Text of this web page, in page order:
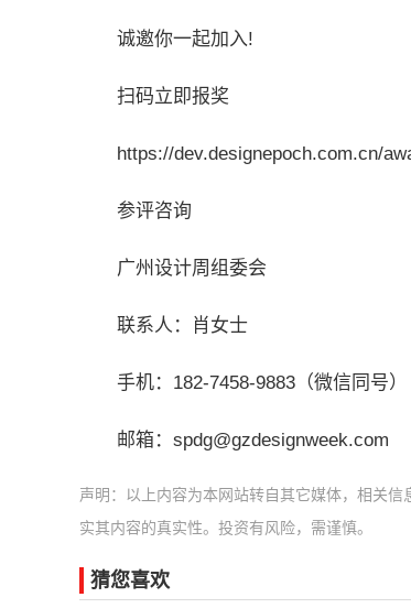
诚邀你一起加入!
扫码立即报奖
https://dev.designepoch.com.cn/
参评咨询
广州设计周组委会
联系人：肖女士
手机：182-7458-9883（微信同号）
邮箱：spdg@gzdesignweek.com
声明：以上内容为本网站转自其它媒体，相关
实其内容的真实性。投资有风险，需谨慎。
猜您喜欢